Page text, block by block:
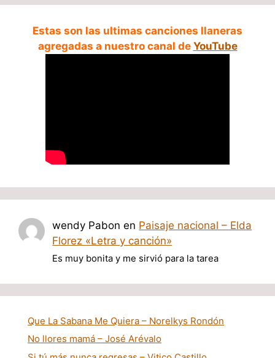
Estas son las ultimas canciones llaneras
agregadas a nuestro canal de YouTube
wendy Pabon en Paisaje nacional – Elda
Florez «Letra y canción»
Es muy bonita y me sirvió para la tarea
Que La Sabana Me Quiera – Norelkys Rondón
No llores mamá – José Arévalo